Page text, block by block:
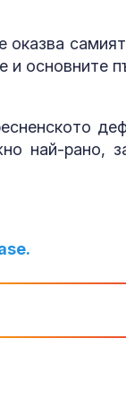
оказва
и основните
най-рано,